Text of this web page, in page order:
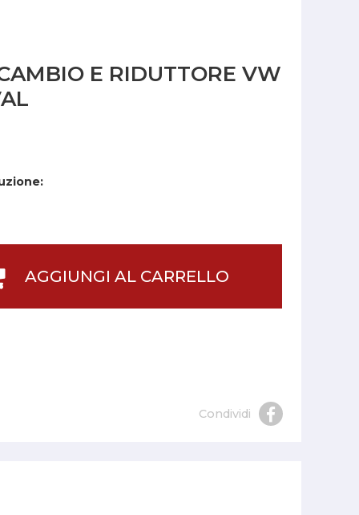
E RIDUTTORE VW
AGGIUNGI AL CARRELLO
Condividi